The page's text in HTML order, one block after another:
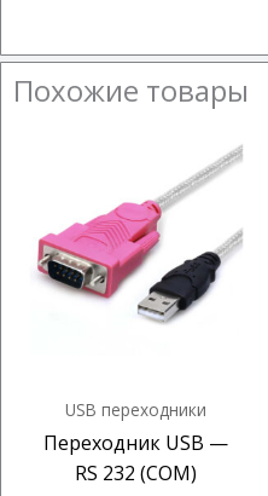
Похожие товары
USB переходники
Переходник USB —
RS 232 (COM)